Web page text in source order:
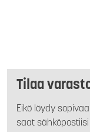
Tilaa
Eikö löydy
saat